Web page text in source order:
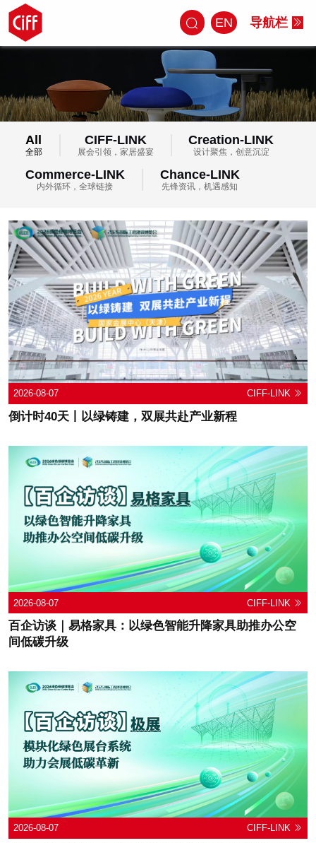
EN 导航栏
All
全部
CIFF-LINK
展会引领，家居盛宴
Creation-LINK
设计聚焦，创意沉淀
Commerce-LINK
内外循环，全球链接
Chance-LINK
先锋资讯，机遇感知
2026-08-07 CIFF-LINK
倒计时40天丨以绿铸建，双展共赴产业新程
2026-08-07 CIFF-LINK
百企访谈｜易格家具：以绿色智能升降家具助推办公空
间低碳升级
2026-08-07 CIFF-LINK